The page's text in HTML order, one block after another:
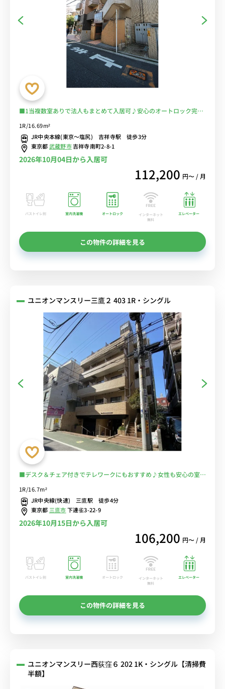
■1当複数室ありで法人もまとめて入居可♪安心のオートロック完備
♪■JR線・京王線「吉祥寺駅」徒歩3分/新宿・渋谷・立川まで乗換
なしでアクセス/井の頭公園で過ごす休日も魅力的■選べるWi-Fi格安
レンタル中！
1R/16.69m²
JR中央本線(東京～塩尻) 吉祥寺駅 徒歩3分
東京都武蔵野市吉祥寺南町2-8-1
2026年10月04日から入居可
112,200 円〜 / 月
バストイレ別 室内洗濯機 オートロック
インターネット
無料
エレベーター
この物件の詳細を見る
ユニオンマンスリー三鷹２ 403 1R・シングル
■デスク＆チェア付きでテレワークにもおすすめ♪女性も安心の室内
駅」徒歩4分/東京・新宿まで乗換なしでアクセス/飲食店も多数あり/
三鷹の森ジブリ美術館もすぐ近く■選べるWi-Fi格安レンタル中！
1R/16.7m²
JR中央線(快速) 三鷹駅 徒歩4分
東京都 三鷹市下連雀3-22-9
2026年10月15日から入居可
106,200 円〜 / 月
バストイレ別 室内洗濯機 オートロック
インターネット
無料
エレベーター
この物件の詳細を見る
ユニオンマンスリー西荻窪６ 202 1K・シングル【清掃費
半額】